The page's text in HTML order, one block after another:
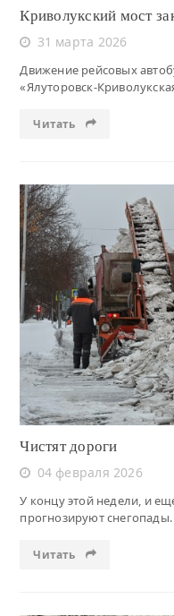
Криволукский мост
31 марта 2026
Движение рейсовых
«Ялуторовск-
Читать
Чистят дороги
04 февраля 2026
У концу этой недели, и
прогнозируют снегопады.
Читать